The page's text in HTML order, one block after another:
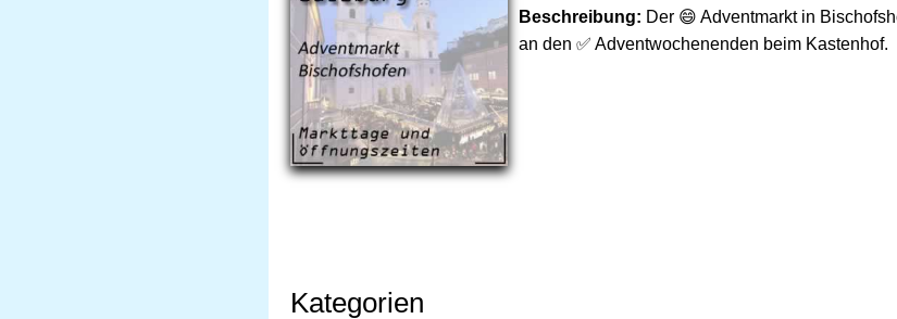
Beschreibung: Der 😄 Adventmarkt in
an den ✅ Adventwochenenden beim Kastenhof.
Kategorien